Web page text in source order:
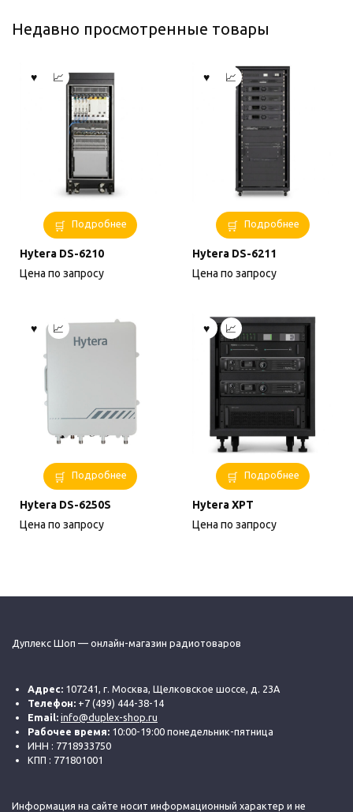
Недавно просмотренные товары
Подробнее
Hytera DS-6210
Цена по запросу
Подробнее
Hytera DS-6211
Цена по запросу
Подробнее
Hytera DS-6250S
Цена по запросу
Подробнее
Hytera XPT
Цена по запросу
Дуплекс Шоп — онлайн-магазин радиотоваров
Адрес: 107241, г. Москва, Щелковское шоссе, д. 23А
Телефон: +7 (499) 444-38-14
Email: info@duplex-shop.ru
Рабочее время: 10:00-19:00 понедельник-пятница
ИНН : 7718933750
КПП : 771801001
Информация на сайте носит информационный характер и не